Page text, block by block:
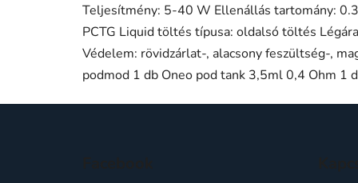
Teljesítmény: 5-40 W Ellenállás tartomány:
PCTG Liquid töltés típusa: oldalsó töltés
Védelem: rövidzárlat-, alacsony feszültség-,
podmod 1 db Oneo pod tank 3,5ml 0,4 Ohm